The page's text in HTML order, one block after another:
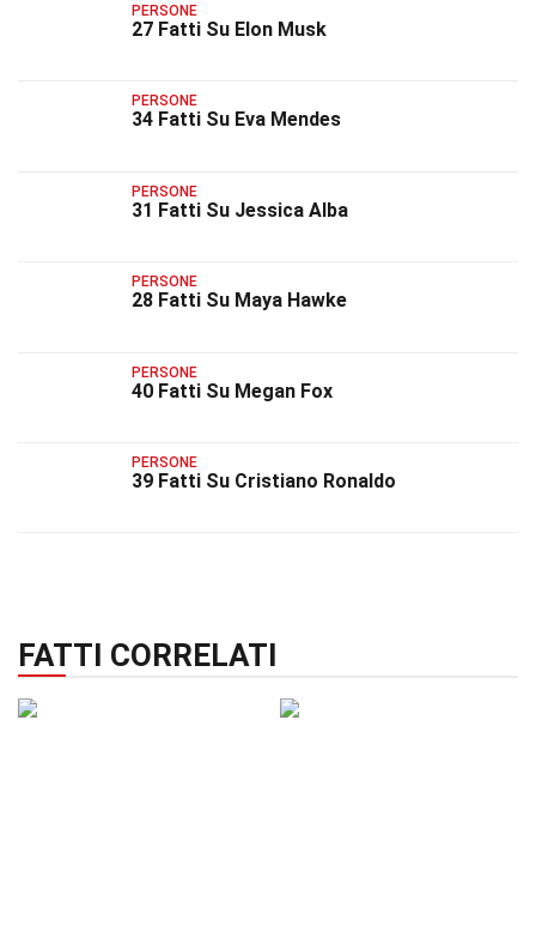
PERSONE
27 Fatti Su Elon Musk
PERSONE
34 Fatti Su Eva Mendes
PERSONE
31 Fatti Su Jessica Alba
PERSONE
28 Fatti Su Maya Hawke
PERSONE
40 Fatti Su Megan Fox
PERSONE
39 Fatti Su Cristiano Ronaldo
FATTI CORRELATI